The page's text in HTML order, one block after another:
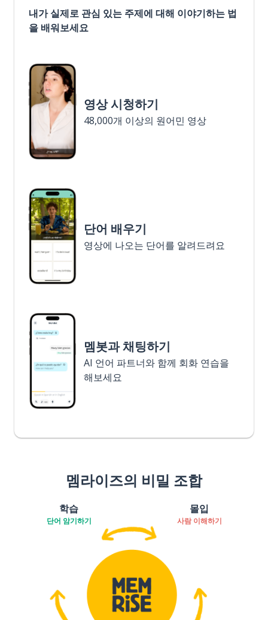
내가 실제로 관심 있는 주제에 대해 이야기하는 법
을 배워보세요
영상 시청하기
48,000개 이상의 원어민 영상
단어 배우기
영상에 나오는 단어를 알려드려요
멤봇과 채팅하기
AI 언어 파트너와 함께 회화 연습을
해보세요
멤라이즈의 비밀 조합
학습
단어 암기하기
몰입
사람 이해하기